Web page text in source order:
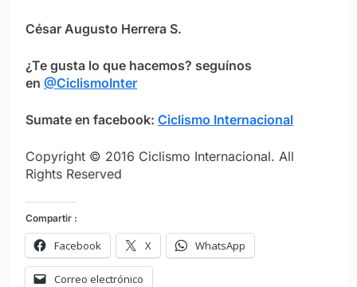
César Augusto Herrera S.
¿Te gusta lo que hacemos? seguínos
en @CiclismoInter
Sumate en facebook: Ciclismo Internacional
Copyright © 2016 Ciclismo Internacional. All
Rights Reserved
Compartir :
Facebook X WhatsApp
Correo electrónico